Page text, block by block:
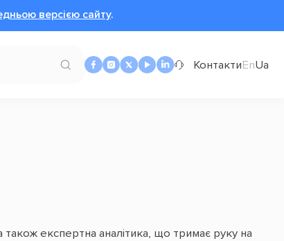
версією сайту.
КонтактиEnUa
експертна аналітика, що тримає руку на